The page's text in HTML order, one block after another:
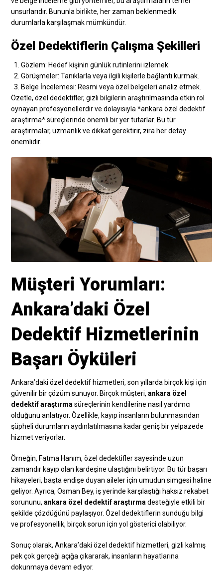
unsurlarıdır. Bununla birlikte, her zaman beklenmedik
durumlarla karşılaşmak mümkündür.
Özel Dedektiflerin Çalışma Şekilleri
Gözlem: Hedef kişinin günlük rutinlerini izlemek.
Görüşmeler: Tanıklarla veya ilgili kişilerle bağlantı kurmak.
Belge İncelemesi: Resmi veya özel belgeleri analiz etmek.
Özetle, özel dedektifler, gizli bilgilerin araştırılmasında etkin rol
oynayan profesyonellerdir ve dolayısıyla *ankara özel dedektif
araştırma* süreçlerinde önemli bir yer tutarlar. Bu tür
araştırmalar, uzmanlık ve dikkat gerektirir, zira her detay
önemlidir.
Müşteri Yorumları:
Ankara’daki Özel
Dedektif Hizmetlerinin
Başarı Öyküleri
Ankara’daki özel dedektif hizmetleri, son yıllarda birçok kişi için
güvenilir bir çözüm sunuyor. Birçok müşteri,ankara özel
dedektif araştırmasüreçlerinin kendilerine nasıl yardımcı
olduğunu anlatıyor. Özellikle, kayıp insanların bulunmasından
şüpheli durumların aydınlatılmasına kadar geniş bir yelpazede
hizmet veriyorlar.
Örneğin, Fatma Hanım, özel dedektifler sayesinde uzun
zamandır kayıp olan kardeşine ulaştığını belirtiyor. Bu tür başarı
hikayeleri, başta endişe duyan aileler için umudun simgesi haline
geliyor. Ayrıca, Osman Bey, iş yerinde karşılaştığı haksız rekabet
sorununu,ankara özel dedektif araştırmadesteğiyle etkili bir
şekilde çözdüğünü paylaşıyor. Özel dedektiflerin sunduğu bilgi
ve profesyonellik, birçok sorun için yol gösterici olabiliyor.
Sonuç olarak, Ankara’daki özel dedektif hizmetleri, gizli kalmış
pek çok gerçeği açığa çıkararak, insanların hayatlarına
dokunmaya devam ediyor.